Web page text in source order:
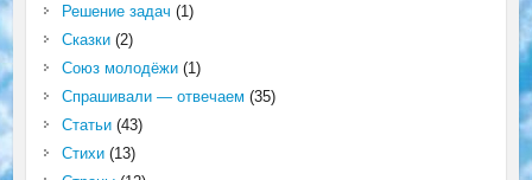
Решение задач (1)
Сказки(2)
Союз молодёжи(1)
Спрашивали — отвечаем (35)
Статьи(43)
Стихи(13)